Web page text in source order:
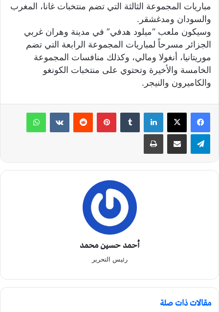
مباريات المجموعة الثالثة التي تضم منتخبات غانا، المغرب
والسودان ومدغشقر.
وسيكون ملعب “ميلود هدفي” في مدينة وهران غربي
الجزائر مسرحاً لمباريات المجموعة الرابعة التي تضم
موريتانيا، أنغولا ومالي، وكذلك منافسات المجموعة
الخامسة والأخيرة وتحتوي على منتخبات الكونغو
والكاميرون والنيجر.
لينكدإن بينتيريست
أحمد حسين محمد
رئيس التحرير
مقالات ذات صلة